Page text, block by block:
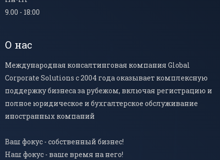
9.00 - 18:00
О нас
Международная консалтинговая компания Global
Corporate Solutions с 2004 года оказывает комплексную
поддержку бизнеса за рубежом, включая регистрацию и
полное юридическое и бухгалтерское обслуживание
иностранных компаний
Ваш фокус - собственный бизнес!
Наш фокус - ваше время на него!